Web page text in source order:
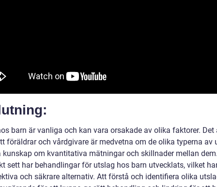
barn är vanliga och kan vara orsakade av olika faktorer. Det
föräldrar och vårdgivare är medvetna om de olika typerna av
kunskap om kvantitativa mätningar och skillnader mellan
sett har behandlingar för utslag hos barn utvecklats, vilket
och säkrare alternativ. Att förstå och identifiera olika